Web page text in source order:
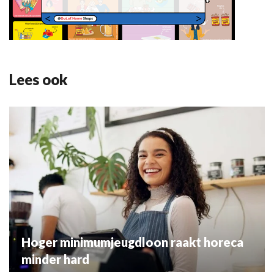
Lees ook
Hoger minimumjeugdloon raakt horeca
minder hard